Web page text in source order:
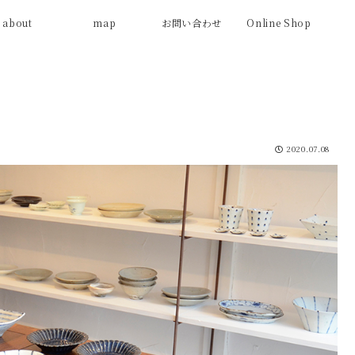
about map お問い合わせ Online Shop
2020.07.08